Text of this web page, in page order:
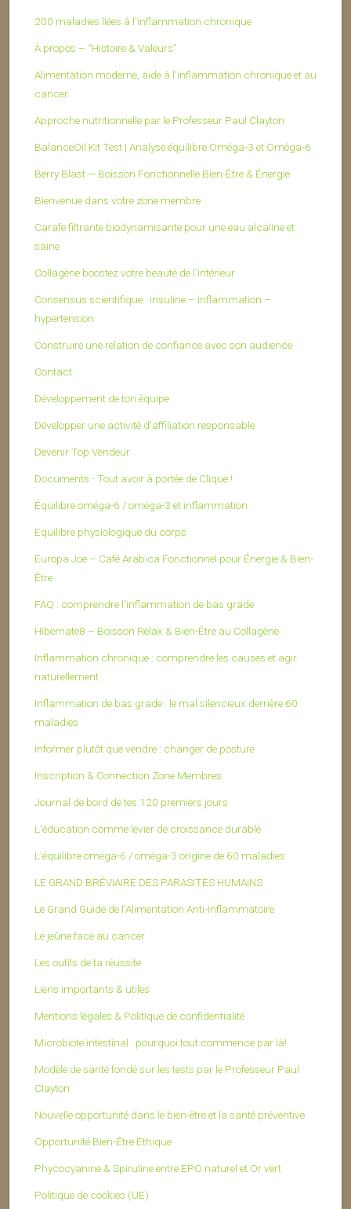
200 maladies liées à l’inflammation chronique
À propos – “Histoire & Valeurs”
Alimentation moderne, aide à l'inflammation chronique et au
cancer
Approche nutritionnelle par le Professeur Paul Clayton
BalanceOil Kit Test | Analyse équilibre Oméga-3 et Oméga-6
Berry Blast — Boisson Fonctionnelle Bien-Être & Énergie
Bienvenue dans votre zone membre
Carafe filtrante biodynamisante pour une eau alcaline et
saine
Collagène boostez votre beauté de l’intérieur
Consensus scientifique : insuline – inflammation –
hypertension
Construire une relation de confiance avec son audience
Contact
Développement de ton équipe
Développer une activité d’affiliation responsable
Devenir Top Vendeur
Documents - Tout avoir à portée de Clique !
Équilibre oméga-6 / oméga-3 et inflammation
Equilibre physiologique du corps
Europa Joe – Café Arabica Fonctionnel pour Énergie & Bien-
Être
FAQ : comprendre l’inflammation de bas grade
Hibernate8 – Boisson Relax & Bien-Être au Collagène
Inflammation chronique : comprendre les causes et agir
naturellement
Inflammation de bas grade : le mal silencieux derrière 60
maladies
Informer plutôt que vendre : changer de posture
Inscription & Connection Zone Membres
Journal de bord de tes 120 premiers jours
L’éducation comme levier de croissance durable
L’équilibre oméga-6 / oméga-3 origine de 60 maladies
LE GRAND BRÉVIAIRE DES PARASITES HUMAINS
Le Grand Guide de l’Alimentation Anti-Inflammatoire
Le jeûne face au cancer
Les outils de ta réussite
Liens importants & utiles
Mentions légales & Politique de confidentialité
Microbiote intestinal : pourquoi tout commence par là!
Modèle de santé fondé sur les tests par le Professeur Paul
Clayton
Nouvelle opportunité dans le bien-être et la santé préventive
Opportunité Bien-Être Ethique
Phycocyanine & Spiruline entre EPO naturel et Or vert
Politique de cookies (UE)